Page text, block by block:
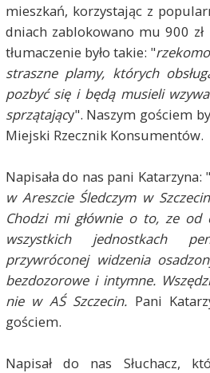
mieszkań, korzystając z
dniach zablokowano mu 900
tłumaczenie było takie: "
straszne plamy, których
pozbyć się i będą musieli
sprzątający". Naszym gościem
Miejski Rzecznik Konsumentów.
Napisała do nas pani Katarzyna: "
w Areszcie Śledczym w
Chodzi mi głównie o to, ze
wszystkich jednostkach
przywróconej widzenia
bezdozorowe i intymne.
nie w AŚ Szczecin. Pani
gościem.
Napisał do nas Słuchacz,